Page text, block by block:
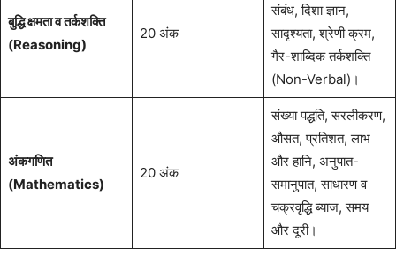
बुद्धि क्षमता व तर्कशक्ति
(Reasoning)
20 अंक
संबंध, दिशा ज्ञान,
सादृश्यता, श्रेणी क्रम,
गैर-शाब्दिक तर्कशक्ति
(Non-Verbal)।
अंकगणित
(Mathematics)
20 अंक
संख्या पद्धति, सरलीकरण,
औसत, प्रतिशत, लाभ
और हानि, अनुपात-
समानुपात, साधारण व
चक्रवृद्धि ब्याज, समय
और दूरी।